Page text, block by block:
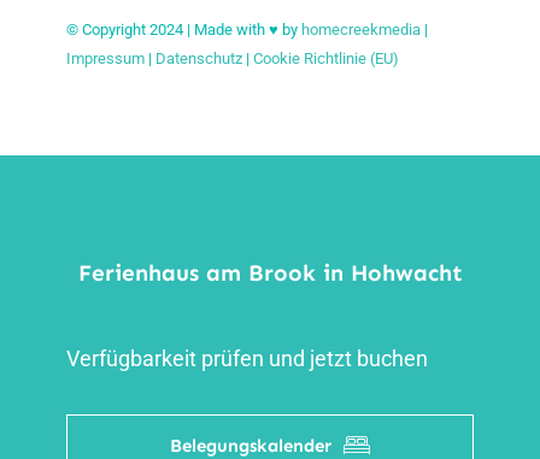
© Copyright 2024 | Made with ♥ by homecreekmedia |
Impressum | Datenschutz | Cookie Richtlinie (EU)
Ferienhaus am Brook in Hohwacht
Verfügbarkeit prüfen und jetzt buchen
Belegungskalender